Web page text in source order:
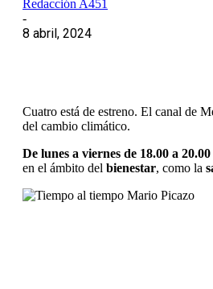
Redacción A451
-
8 abril, 2024
Cuatro está de estreno. El canal de
del cambio climático.
De lunes a viernes de 18.00 a
en el ámbito del bienestar, como la